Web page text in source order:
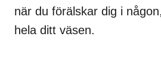
när du förälskar dig i
hela ditt väsen.